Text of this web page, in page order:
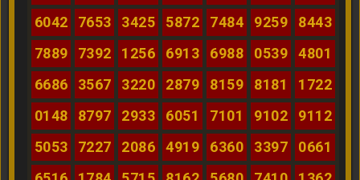
6042
7653 3425 5872 7484 9259
8443
7889
7392 1256 6913 6988 0539
4801
6686
3567 3220 2879 8159 8181
1722
0148
8797 2933 6051 7101 9102
9112
5053
7227 2086 4919 6360 3397
0661